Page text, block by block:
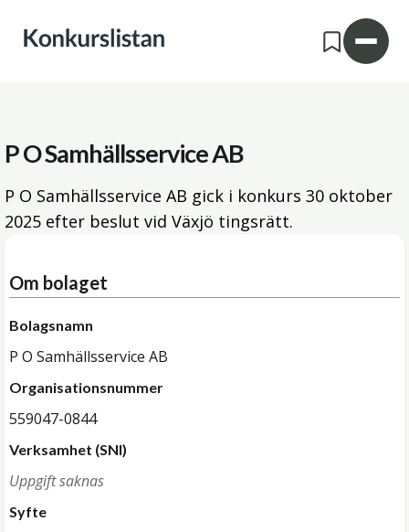
P O Samhällsservice AB
P O Samhällsservice AB gick i konkurs 30 oktober
2025 efter beslut vid Växjö tingsrätt.
Om bolaget
Bolagsnamn
P O Samhällsservice AB
Organisationsnummer
559047-0844
Verksamhet (SNI)
Uppgift saknas
Syfte